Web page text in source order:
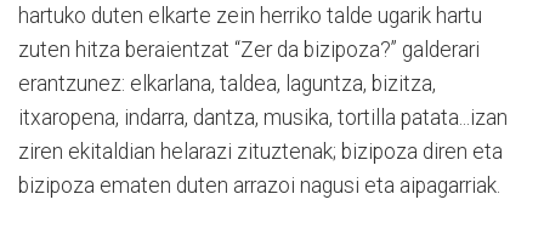
hartuko duten elkarte zein herriko talde ugarik hartu
zuten hitza beraientzat “Zer da bizipoza?” galderari
erantzunez: elkarlana, taldea, laguntza, bizitza,
itxaropena, indarra, dantza, musika, tortilla patata...izan
ziren ekitaldian helarazi zituztenak; bizipoza diren eta
bizipoza ematen duten arrazoi nagusi eta aipagarriak.